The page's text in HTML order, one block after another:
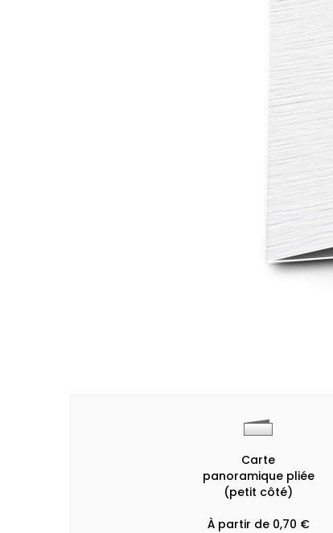
Carte
panoramique pliée
(petit côté)
À partir de 0,70 €